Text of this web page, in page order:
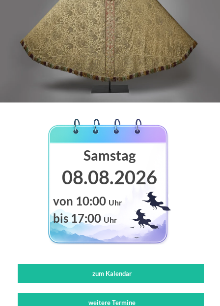
Samstag
08.08.2026
von 10:00 Uhr
bis 17:00 Uhr
zum Kalendar
weitere Termine